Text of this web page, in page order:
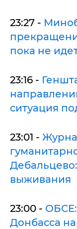
23:27 -
пока не
23:16 -
ситуация
23:01 -
выживания
23:00 - ОБСЕ:
Донбасса